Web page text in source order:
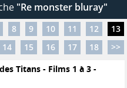
"Re monster bluray"
8 9 10 11 12
13
14
15 16 17 18
>>
Titans - Films 1 à 3 -